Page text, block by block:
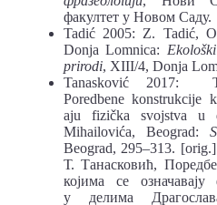
факултет у Новом Саду.
Tadić 2005: Z. Tadić,
Donja Lomnica:
prirodi, XIII/4, Donja
Tanasković 2017:
Poredbene konstrukcije
aju fizička svojstva u
Mihailovića, Beograd:
Beograd, 295–313.
Т. Танасковић,
којима се означавају
у делима